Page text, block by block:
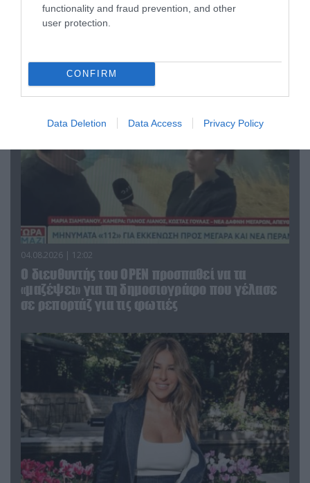
functionality and fraud prevention, and other
user protection.
CONFIRM
Data Deletion Data Access Privacy Policy
04.08.2026 | 13:02
Η ανακοίνωση του Πανελλήνιου Σωματείου
04.08.2026 | 12:02
O διευθυντής του OPEN προσπαθεί να τα
«μαζέψει» για τη δημοσιογράφο που γέλασε
σε ρεπορτάζ για τις φωτιές